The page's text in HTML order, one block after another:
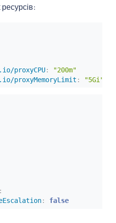
proxyCPU:
"200m"
proxyMemoryLimit : "5Gi"
:
: false